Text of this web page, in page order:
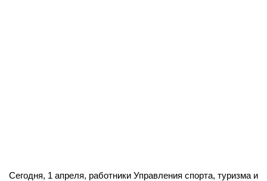
Сегодня, 1 апреля, работники Управления спорта, туризма и